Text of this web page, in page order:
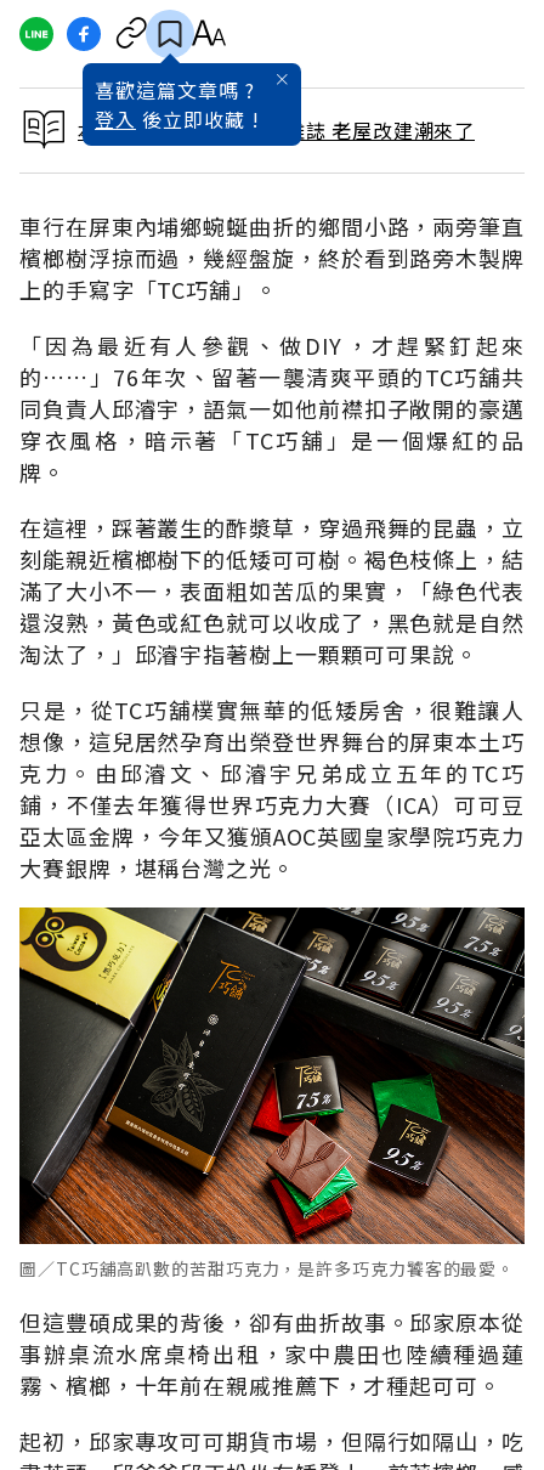
喜歡這篇文章嗎 ?
登入 後立即收藏 !
本文出自 2019 / 8月號雜誌 老屋改建潮來了
車行在屏東內埔鄉蜿蜒曲折的鄉間小路，兩旁筆直
檳榔樹浮掠而過，幾經盤旋，終於看到路旁木製牌
上的手寫字「TC巧舖」。
「因為最近有人參觀、做DIY，才趕緊釘起來
的……」76年次、留著一襲清爽平頭的TC巧舖共
同負責人邱濬宇，語氣一如他前襟扣子敞開的豪邁
穿衣風格，暗示著「TC巧舖」是一個爆紅的品
牌。
在這裡，踩著叢生的酢漿草，穿過飛舞的昆蟲，立
刻能親近檳榔樹下的低矮可可樹。褐色枝條上，結
滿了大小不一，表面粗如苦瓜的果實，「綠色代表
還沒熟，黃色或紅色就可以收成了，黑色就是自然
淘汰了，」邱濬宇指著樹上一顆顆可可果說。
只是，從TC巧舖樸實無華的低矮房舍，很難讓人
想像，這兒居然孕育出榮登世界舞台的屏東本土巧
克力。由邱濬文、邱濬宇兄弟成立五年的TC巧
鋪，不僅去年獲得世界巧克力大賽（ICA）可可豆
亞太區金牌，今年又獲頒AOC英國皇家學院巧克力
大賽銀牌，堪稱台灣之光。
圖／TC巧舖高趴數的苦甜巧克力，是許多巧克力饕客的最愛。
但這豐碩成果的背後，卻有曲折故事。邱家原本從
事辦桌流水席桌椅出租，家中農田也陸續種過蓮
霧、檳榔，十年前在親戚推薦下，才種起可可。
起初，邱家專攻可可期貨市場，但隔行如隔山，吃